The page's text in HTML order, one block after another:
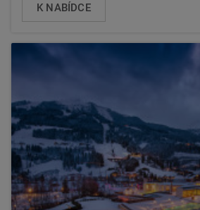
K NABÍDCE